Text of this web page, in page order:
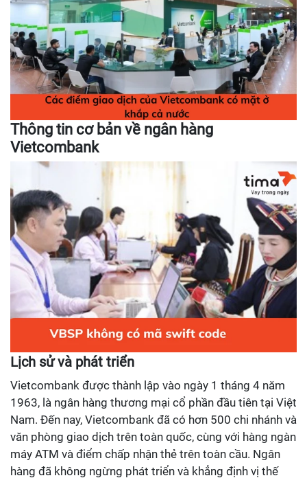
Thông tin cơ bản về ngân hàng
Vietcombank
Lịch sử và phát triển
Vietcombank được thành lập vào ngày 1 tháng 4 năm
1963, là ngân hàng thương mại cổ phần đầu tiên tại Việt
Nam. Đến nay, Vietcombank đã có hơn 500 chi nhánh và
văn phòng giao dịch trên toàn quốc, cùng với hàng ngàn
máy ATM và điểm chấp nhận thẻ trên toàn cầu. Ngân
hàng đã không ngừng phát triển và khẳng định vị thế